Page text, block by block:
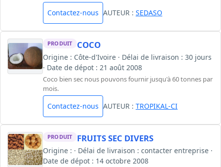
Contactez-nous AUTEUR : SEDASO
PRODUIT COCO
Origine : Côte-d'Ivoire · Délai de livraison : 30 jours
· Date de dépot : 21 août 2008
Coco bien sec nous pouvons fournir jusqu'à 60 tonnes par
mois.
Contactez-nous AUTEUR : TROPIKAL-CI
PRODUIT FRUITS SEC DIVERS
Origine : · Délai de livraison : contacter entreprise ·
Date de dépot : 14 octobre 2008